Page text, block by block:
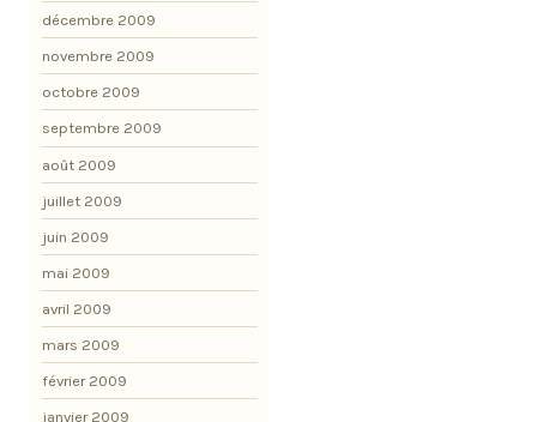
décembre 2009
novembre 2009
octobre 2009
septembre 2009
août 2009
juillet 2009
juin 2009
mai 2009
avril 2009
mars 2009
février 2009
janvier 2009